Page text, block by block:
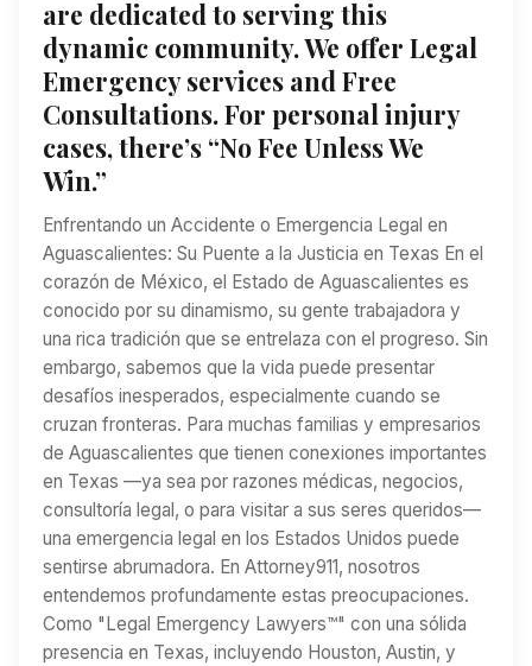
are dedicated to serving this
dynamic community. We offer Legal
Emergency services and Free
Consultations. For personal injury
cases, there’s “No Fee Unless We
Win.”
Enfrentando un Accidente o Emergencia Legal en
Aguascalientes: Su Puente a la Justicia en Texas En el
corazón de México, el Estado de Aguascalientes es
conocido por su dinamismo, su gente trabajadora y
una rica tradición que se entrelaza con el progreso. Sin
embargo, sabemos que la vida puede presentar
desafíos inesperados, especialmente cuando se
cruzan fronteras. Para muchas familias y empresarios
de Aguascalientes que tienen conexiones importantes
en Texas —ya sea por razones médicas, negocios,
consultoría legal, o para visitar a sus seres queridos—
una emergencia legal en los Estados Unidos puede
sentirse abrumadora. En Attorney911, nosotros
entendemos profundamente estas preocupaciones.
Como "Legal Emergency Lawyers™" con una sólida
presencia en Texas, incluyendo Houston, Austin, y